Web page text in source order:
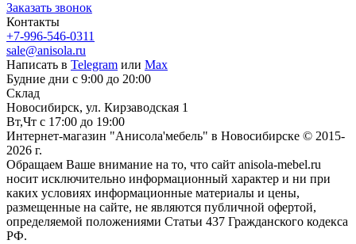
Заказать звонок
Контакты
+7-996-546-0311
sale@anisola.ru
Написать в Telegram или Max
Будние дни с 9:00 до 20:00
Склад
Новосибирск, ул. Кирзаводская 1
Вт,Чт с 17:00 до 19:00
Интернет-магазин "Анисола'мебель" в Новосибирске © 2015-
2026 г.
Обращаем Ваше внимание на то, что сайт anisola-mebel.ru
носит исключительно информационный характер и ни при
каких условиях информационные материалы и цены,
размещенные на сайте, не являются публичной офертой,
определяемой положениями Статьи 437 Гражданского кодекса
РФ.